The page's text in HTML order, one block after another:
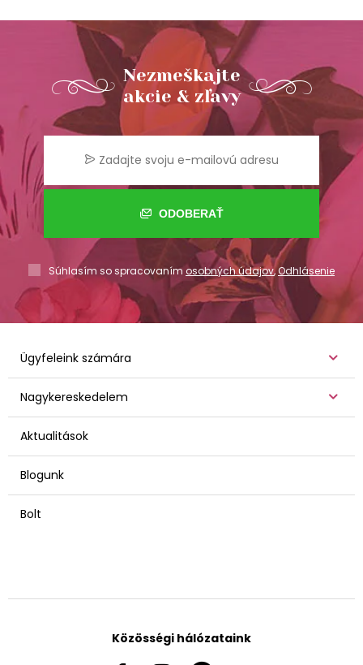
Nezmeškajte
akcie & zľavy
ODOBERAŤ
Súhlasím so spracovaním osobných údajov,Odhlásenie
Ügyfeleink számára
Nagykereskedelem
Aktualitások
Blogunk
Bolt
Közösségi hálózataink